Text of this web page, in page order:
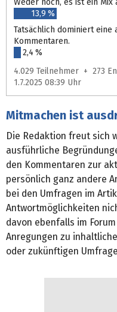
13,9 %
Tatsächlich dominiert eine
Kommentaren.
2,4 %
4.029 Teilnehmer + 273
1.7.2025 08:39 Uhr
Mitmachen ist
Die Redaktion freut sich
ausführliche
den Kommentaren zur
persönlich ganz andere
bei den Umfragen im
Antwortmöglichkeiten
davon ebenfalls im
Anregungen zu
oder zukünftigen